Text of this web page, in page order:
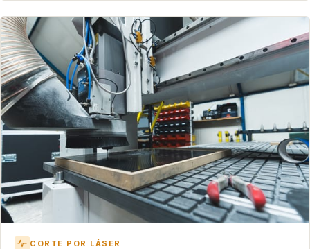
CORTE POR LÁSER